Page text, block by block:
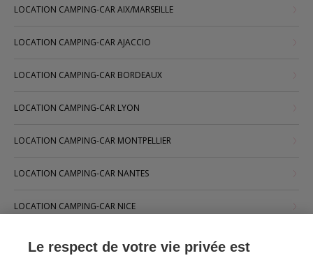
LOCATION CAMPING-CAR AIX/MARSEILLE
LOCATION CAMPING-CAR AJACCIO
LOCATION CAMPING-CAR BORDEAUX
LOCATION CAMPING-CAR LYON
LOCATION CAMPING-CAR MONTPELLIER
LOCATION CAMPING-CAR NANTES
LOCATION CAMPING-CAR NICE
LOCATION CAMPING-CAR PARIS
Le respect de votre vie privée est